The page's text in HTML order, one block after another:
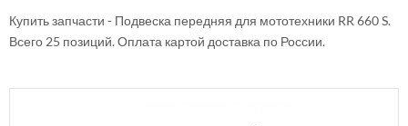
Купить запчасти - Подвеска передняя для мототехники RR 660 S.
Всего 25 позиций. Оплата картой доставка по России.